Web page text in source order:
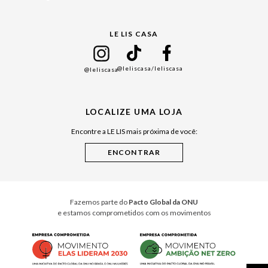
Cuidados Casa
LE LIS CASA
@leliscasa@leliscasa/leliscasa
LOCALIZE UMA LOJA
Encontre a LE LIS mais próxima de você:
Fazemos parte do Pacto Global da ONU
e estamos comprometidos com os movimentos